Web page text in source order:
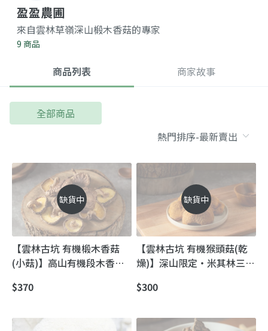
盈盈農圃
來自雲林草嶺深山椴木香菇的專家
9 商品
商品列表 商家故事
全部商品
缺貨中
【雲林古坑 有機椴木香菇
(小菇)】高山有機段木香菇
實爆香一口就懂
$370
缺貨中
【雲林古坑 有機猴頭菇(乾
燥)】深山限定・米其林三星
香菇
$300